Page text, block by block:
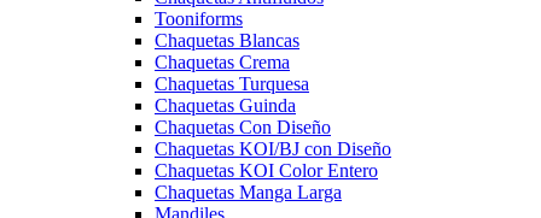
Tooniforms
Chaquetas Blancas
Chaquetas Crema
Chaquetas Turquesa
Chaquetas Guinda
Chaquetas Con Diseño
Chaquetas KOI/BJ con Diseño
Chaquetas KOI Color Entero
Chaquetas Manga Larga
Mandiles